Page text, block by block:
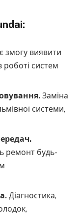
змогу виявити
роботі систем
Заміна
системи,
ремонт будь-
Діагностика,